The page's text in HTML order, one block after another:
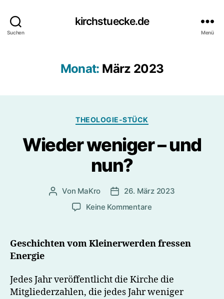
Suchen
kirchstuecke.de
Menü
Monat: März 2023
Kategorien
THEOLOGIE-STÜCK
Wieder weniger – und
nun?
Beitragsautor
Von MaKro Beitragsdatum
26. März 2023
Keine Kommentarezu
Geschichten vom Kleinerwerden fressen
Energie
Jedes Jahr veröffentlicht die Kirche die
Mitgliederzahlen, die jedes Jahr weniger